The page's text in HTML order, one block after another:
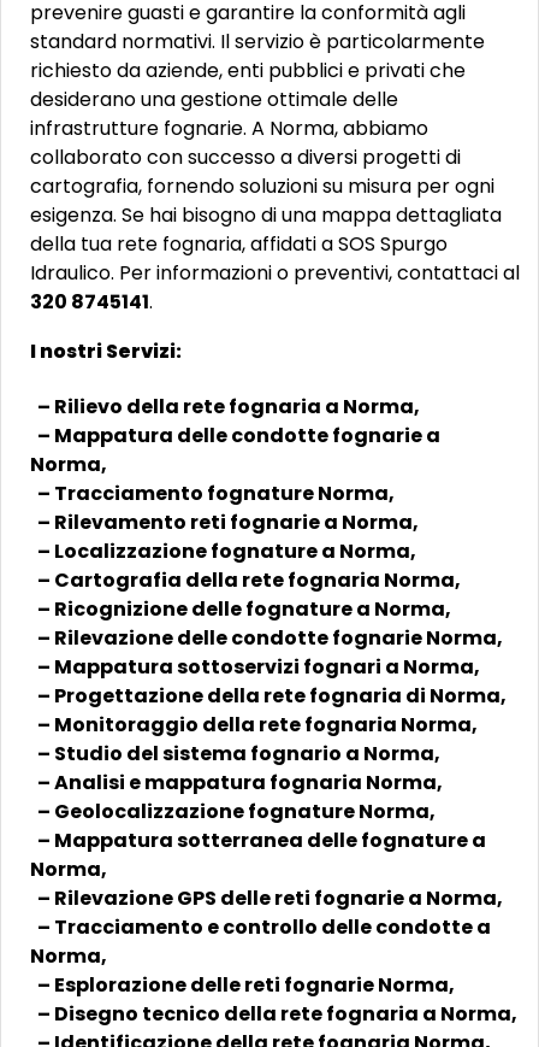
prevenire guasti e garantire la conformità agli
standard normativi. Il servizio è particolarmente
richiesto da aziende, enti pubblici e privati che
desiderano una gestione ottimale delle
infrastrutture fognarie. A Norma, abbiamo
collaborato con successo a diversi progetti di
cartografia, fornendo soluzioni su misura per ogni
esigenza. Se hai bisogno di una mappa dettagliata
della tua rete fognaria, affidati a SOS Spurgo
Idraulico. Per informazioni o preventivi, contattaci al
320 8745141.
I nostri Servizi:
– Rilievo della rete fognaria a Norma,
– Mappatura delle condotte fognarie a
Norma,
– Tracciamento fognature Norma,
– Rilevamento reti fognarie a Norma,
– Localizzazione fognature a Norma,
– Cartografia della rete fognaria Norma,
– Ricognizione delle fognature a Norma,
– Rilevazione delle condotte fognarie Norma,
– Mappatura sottoservizi fognari a Norma,
– Progettazione della rete fognaria di Norma,
– Monitoraggio della rete fognaria Norma,
– Studio del sistema fognario a Norma,
– Analisi e mappatura fognaria Norma,
– Geolocalizzazione fognature Norma,
– Mappatura sotterranea delle fognature a
Norma,
– Rilevazione GPS delle reti fognarie a Norma,
– Tracciamento e controllo delle condotte a
Norma,
– Esplorazione delle reti fognarie Norma,
– Disegno tecnico della rete fognaria a Norma,